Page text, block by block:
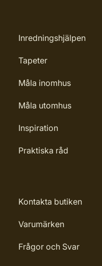
Inredningshjälpen
Tapeter
Måla inomhus
Måla utomhus
Inspiration
Praktiska råd
Kontakta butiken
Varumärken
Frågor och Svar